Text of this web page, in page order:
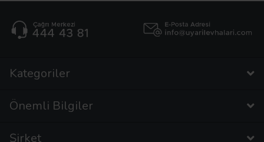
Kategoriler
Önemli Bilgiler
Şirket